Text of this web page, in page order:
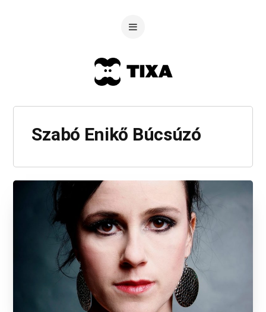
Szabó Enikő Búcsúzó